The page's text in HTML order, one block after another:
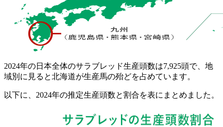
2024年の日本全体のサラブレッド生産頭数は7,925頭で、地
域別に見ると北海道が生産馬の殆どを占めています。
以下に、2024年の推定生産頭数と割合を表にまとめました。